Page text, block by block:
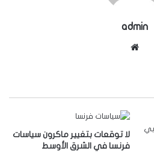
admin
لا توقعات بتغيير ماكرون سياسات
فرنسا في الشرق الأوسط